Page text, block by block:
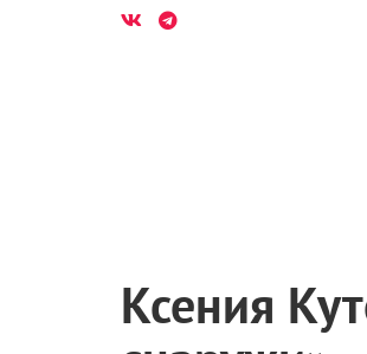
Ксения